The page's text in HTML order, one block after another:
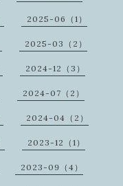
2025-06（1）
2025-03（2）
2024-12（3）
2024-07（2）
2024-04（2）
2023-12（1）
2023-09（4）